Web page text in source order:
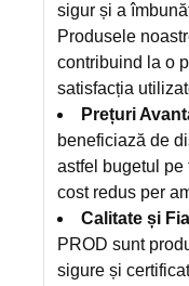
sigur și a
Produsele
contribuind la o
satisfacția
Prețuri
beneficiază de
astfel bugetul pe
cost redus per
Calitate și
PROD sunt
sigure și